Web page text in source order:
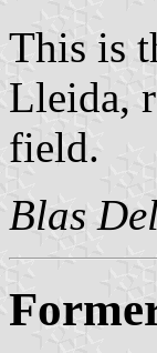
This is
Lleida,
field.
Blas